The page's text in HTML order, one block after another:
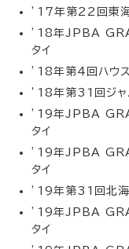
’17年第22回東海
’18年JPBA
タイ
’18年第4回ハウス
’18年第31回ジャ
’19年JPBA
タイ
’19年JPBA
タイ
’19年第31回北海
’19年JPBA
タイ